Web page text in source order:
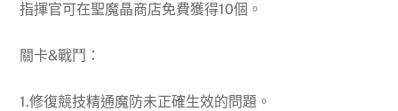
指揮官可在聖魔晶商店免費獲得10個。
關卡&戰鬥：
1.修復競技精通魔防未正確生效的問題。